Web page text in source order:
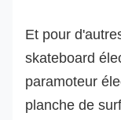
Et pour
skateboard
paramoteur
planche de